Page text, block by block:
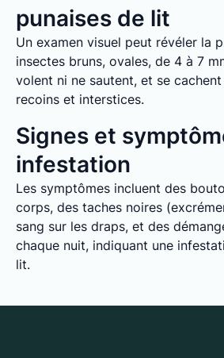
punaises de lit
Un examen visuel peut révéler la
insectes bruns, ovales, de 4 à 7
volent ni ne sautent, et se
recoins et interstices.
Signes et
infestation
Les symptômes incluent des
corps, des taches noires
sang sur les draps, et des
chaque nuit, indiquant une
lit.